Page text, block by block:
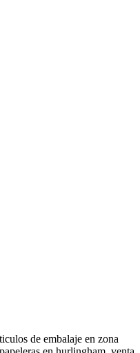
de embalaje en zona